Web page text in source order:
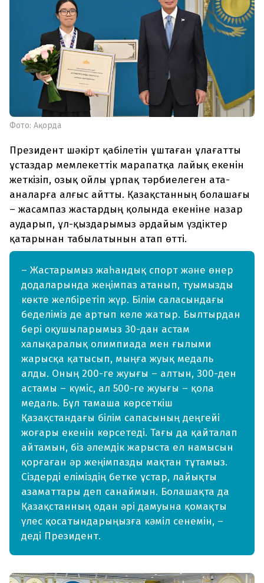
Фото: Ақорда
Президент шәкірт қабілетін ұштаған ұлағатты
ұстаздар мемлекеттік марапатқа лайық екенін
жеткізіп, озық ойлы ұрпақ тәрбиелеген ата-
аналарға алғыс айтты. Қазақстанның болашағы
– жасампаз жастардың қолында екеніне назар
аударып, ұл-қыздарымыз әрдайым үздіктер
қатарынан табылатынын атап өтті.
– Жастарымыз жаһандық спорт және өнер
додаларында жеңімпаз атанып, туымызды
көкте желбіретіп жүр. Білім саласындағы
беделіміз де артып келе жатыр. Былтырдан
бері оқушыларымыз 30-дан астам
халықаралық олимпиада мен ғылыми
жарысқа қатысып, мыңға жуық медаль
алды. Оның 200-ге жуығы – алтын, 300-ден
астамы – күміс, ал 500-ге жуығы – қола
медаль. Бұл тамаша көрсеткіш
Қазақстандағы білім сапасының деңгейі
жоғары екенін көрсетеді. Тағы да қайталап
айтамын, біз әлемдік жарыста ел намысын
қорғаған әр жеңімпазды мақтан тұтамыз.
Сіздерді еліміздің бетке ұстар, лайықты
азаматтары деп санаймын. Болашақта да
Қазақстанның одан әрі дамуына қомақты
үлес қосатындарыңызға кәміл сенемін, –
деді Президент.